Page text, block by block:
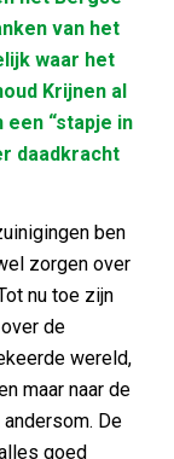
van het
waar het
Krijnen al
“stapje in
daadkracht
ben
zorgen over
nu toe zijn
de
wereld,
maar naar de
De
goed